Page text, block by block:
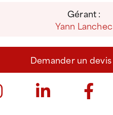
Gérant :
Yann Lanchec
Demander un devis